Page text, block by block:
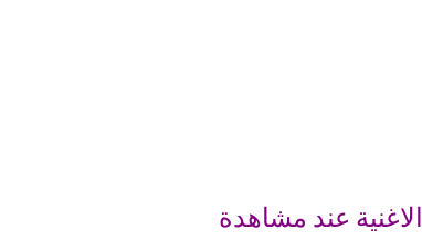
عند مشاهدة